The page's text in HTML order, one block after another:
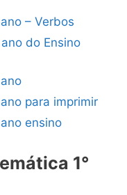
– Verbos
do Ensino
para imprimir
ensino
1°